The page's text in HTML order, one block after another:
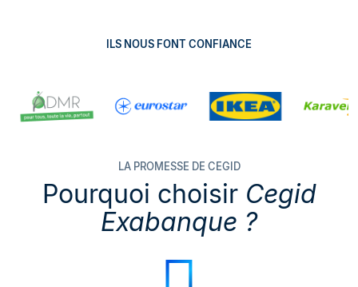
ILS NOUS FONT CONFIANCE
LA PROMESSE DE CEGID
Pourquoi choisir Cegid
Exabanque ?